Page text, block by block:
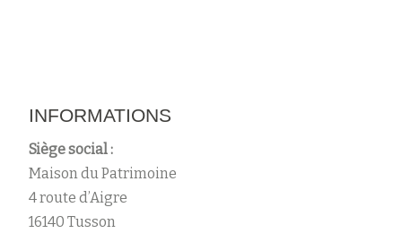
INFORMATIONS
Siège social :
Maison du Patrimoine
4 route d’Aigre
16140 Tusson